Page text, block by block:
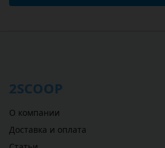
2SCOOP
О компании
Доставка и оплата